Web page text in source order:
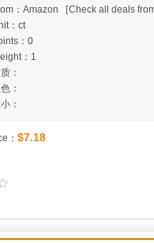
：Amazon
[Check all deals
：ct
：0
：1
：
：
：
： $7.18